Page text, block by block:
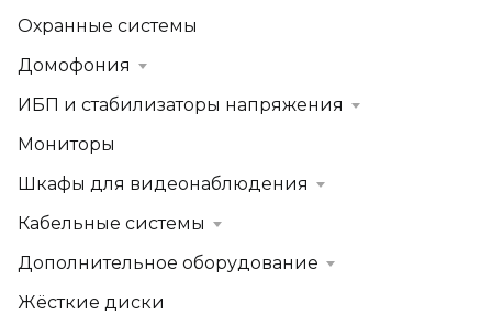
Охранные системы
Домофония
ИБП и стабилизаторы напряжения
Мониторы
Шкафы для видеонаблюдения
Кабельные системы
Дополнительное оборудование
Жёсткие диски